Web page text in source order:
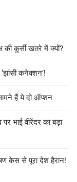
की कुर्सी खतरे में क्यों?
कनेक्शन’!
हैं ये दो ऑप्शन
भाई वीरेंदर का बड़ा
केस से पूरा देश हैरान!